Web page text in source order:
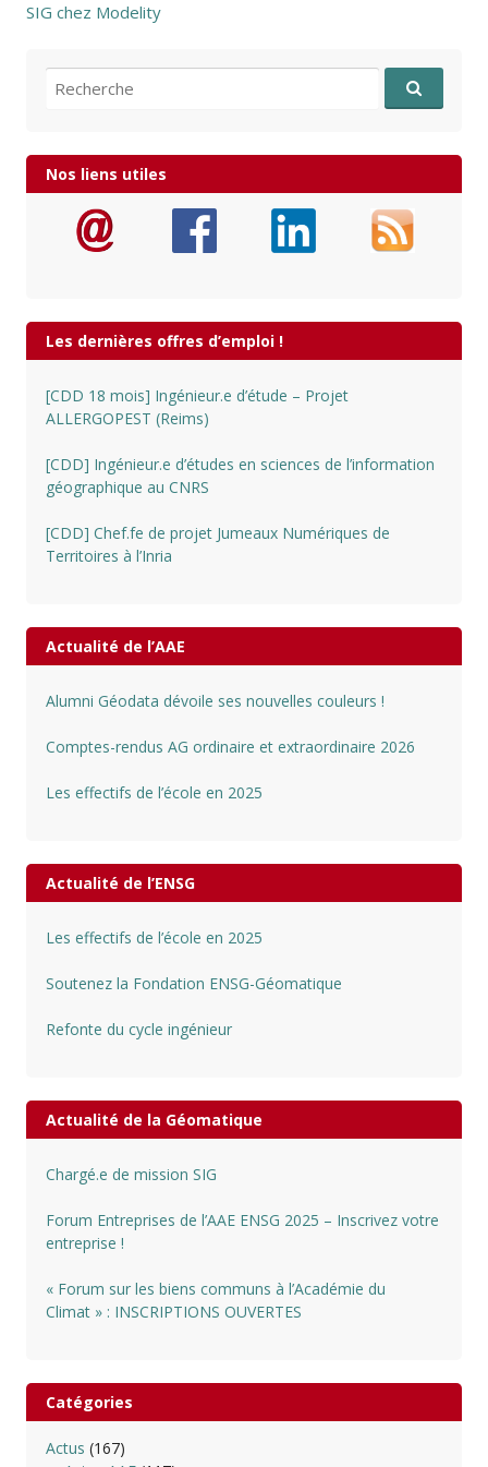
SIG chez Modelity
Recherche pour:
Nos liens utiles
Les dernières offres d’emploi !
[CDD 18 mois] Ingénieur.e d’étude – Projet
ALLERGOPEST (Reims)
[CDD] Ingénieur.e d’études en sciences de l’information
géographique au CNRS
[CDD] Chef.fe de projet Jumeaux Numériques de
Territoires à l’Inria
Actualité de l’AAE
Alumni Géodata dévoile ses nouvelles couleurs !
Comptes-rendus AG ordinaire et extraordinaire 2026
Les effectifs de l’école en 2025
Actualité de l’ENSG
Les effectifs de l’école en 2025
Soutenez la Fondation ENSG-Géomatique
Refonte du cycle ingénieur
Actualité de la Géomatique
Chargé.e de mission SIG
Forum Entreprises de l’AAE ENSG 2025 – Inscrivez votre
entreprise !
« Forum sur les biens communs à l’Académie du
Climat » : INSCRIPTIONS OUVERTES
Catégories
Actus (167)